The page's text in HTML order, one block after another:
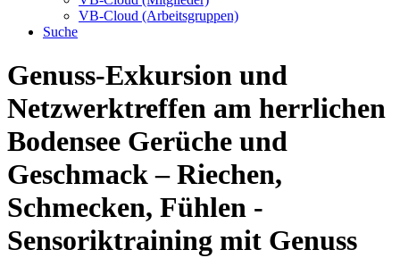
VB-Cloud (Arbeitsgruppen)
Suche
Genuss-Exkursion und
Netzwerktreffen am herrlichen
Bodensee Gerüche und
Geschmack – Riechen,
Schmecken, Fühlen -
Sensoriktraining mit Genuss